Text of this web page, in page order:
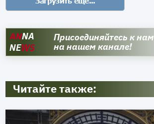
ANNA
NEWS
Присоединяйтесь к нам
на нашем канале!
Читайте также: